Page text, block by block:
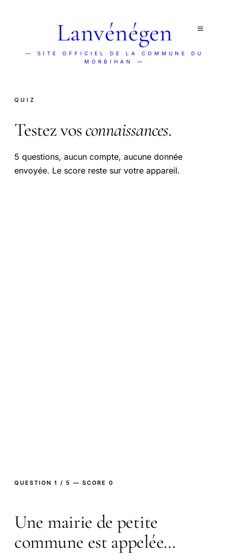
Lanvénégen
— SITE OFFICIEL DE LA COMMUNE DU
MORBIHAN —
QUIZ
Testez vosconnaissances.
5 questions, aucun compte, aucune donnée
envoyée. Le score reste sur votre appareil.
QUESTION 1 / 5 — SCORE 0
Une mairie de petite
commune est appelée…